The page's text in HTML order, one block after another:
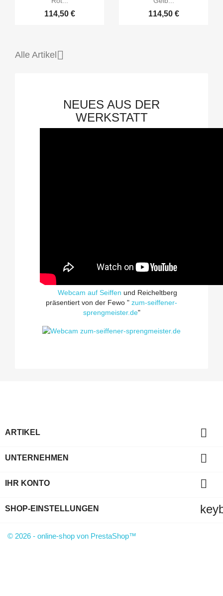
114,50 € 114,50 €
Alle Artikel
NEUES AUS DER
WERKSTATT
Webcam auf Seiffen und Reicheltberg
präsentiert von der Fewo " zum-seiffener-
sprengmeister.de"
ARTIKEL 
UNTERNEHMEN 
IHR KONTO 
SHOP-EINSTELLUNGEN
© 2026 - online-shop von PrestaShop™